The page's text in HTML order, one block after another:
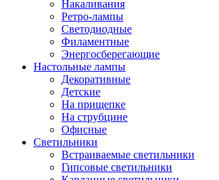
Накаливания
Ретро-лампы
Светодиодные
Филаментные
Энергосберегающие
Настольные лампы
Декоративные
Детские
На прищепке
На струбцине
Офисные
Светильники
Встраиваемые светильники
Гипсовые светильники